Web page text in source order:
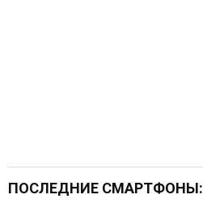
ПОСЛЕДНИЕ СМАРТФОНЫ: